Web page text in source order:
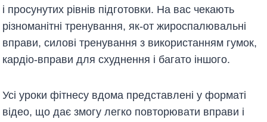
і просунутих рівнів підготовки. На вас чекають
різноманітні тренування, як-от жироспалювальні
вправи, силові тренування з використанням гумок,
кардіо-вправи для схуднення і багато іншого.
Усі уроки фітнесу вдома представлені у форматі
відео, що дає змогу легко повторювати вправи і